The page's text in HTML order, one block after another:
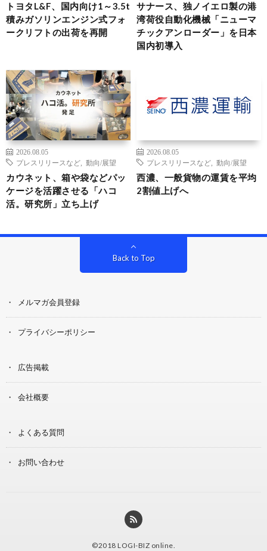
トヨタL&F、国内向け1～3.5t
積みガソリンエンジン式フォ
ークリフトの出荷を再開
サナース、独ノイエロ製の港
湾荷役自動化機械「ニューマ
チックアンローダー」を日本
国内初導入
2026.08.05
プレスリリースなど
動向/展望
カウネット、箱や袋などパッ
ケージを活躍させる「ハコ
活。研究所」立ち上げ
2026.08.05
プレスリリースなど
動向/展望
西濃、一般貨物の運賃を平均
2割値上げへ
Back to Top
メルマガ会員登録
プライバシーポリシー
広告掲載
会社概要
よくある質問
お問い合わせ
©2018 LOGI-BIZ online